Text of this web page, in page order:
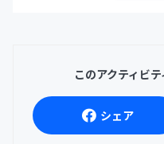
このアクティビ
シェア